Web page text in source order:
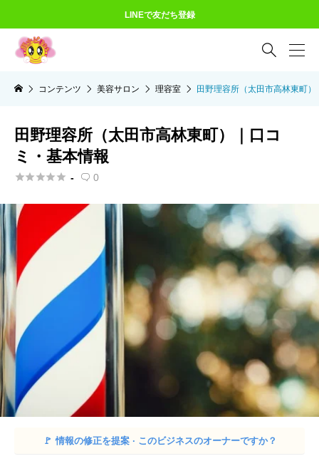
LINEで友だち登録

コンテンツ 美容サロン 理容室 田野理容所（太田市高林東町
田野理容所（太田市高林東町）｜口コ
ミ・基本情報
 -  0
🚩 情報の修正を提案 · このビジネスのオーナーですか？